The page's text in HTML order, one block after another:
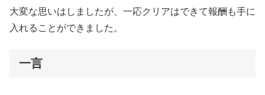
大変な思いはしましたが、一応クリアはできて報酬も手に
入れることができました。
一言